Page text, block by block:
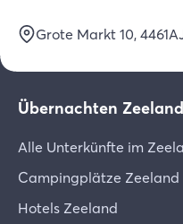
Grote Markt 10,
Übernachten Zeeland
Alle Unterkünfte im
Campingplätze Zeeland
Hotels Zeeland